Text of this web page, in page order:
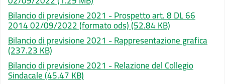
Bilancio di previsione 2021 - Prospetto art. 8 DL 66
2014 02/09/2022 (formato ods)(52.84 KB)
Bilancio di previsione 2021 - Rappresentazione grafica
(237.23 KB)
Bilancio di previsione 2021 - Relazione del Collegio
Sindacale(45.47 KB)